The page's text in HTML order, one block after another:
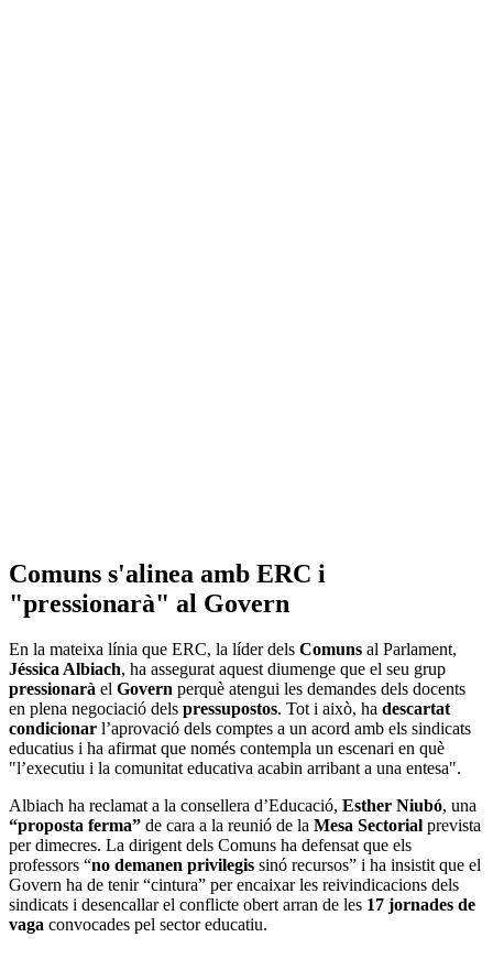
Comuns s'alinea amb ERC i
"pressionarà" al Govern
En la mateixa línia que ERC, la líder dels Comuns al Parlament,
JéssicaAlbiach, ha assegurat aquest diumenge que el seu grup
pressionarà el Govern perquè atengui les demandes dels docents
en plena negociació dels pressupostos. Tot i això, ha descartat
condicionar l’aprovació dels comptes a un acord amb els sindicats
educatius i ha afirmat que només contempla un escenari en què
"l’executiu i la comunitat educativa acabin arribant a una entesa".
Albiach ha reclamat a la consellera d’Educació, Esther Niubó, una
“proposta ferma” de cara a la reunió de la Mesa Sectorial prevista
per dimecres. La dirigent dels Comuns ha defensat que els
professors “no demanen privilegis sinó recursos” i ha insistit que el
Govern ha de tenir “cintura” per encaixar les reivindicacions dels
sindicats i desencallar el conflicte obert arran de les 17 jornades de
vaga convocades pel sector educatiu.